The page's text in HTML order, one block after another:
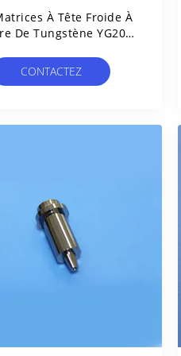
À Tête Froide À
De Tungstène YG20 À
Production De Vis
CONTACTEZ